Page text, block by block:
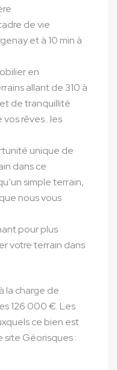
de vie
et à 10 min à
en
allant de 310 à
de tranquillité
vos rêves…les
unique de
dans ce
simple terrain,
nous vous
pour plus
votre terrain dans
la charge de
126 000 €. Les
ce bien est
site Géorisques :